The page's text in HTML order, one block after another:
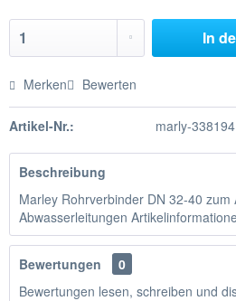
In
Merken Bewerten
Artikel-Nr.: marly-338194
Beschreibung
Marley Rohrverbinder DN 32-40 zum
Abwasserleitungen
Bewertungen
0
Bewertungen lesen, schreiben und